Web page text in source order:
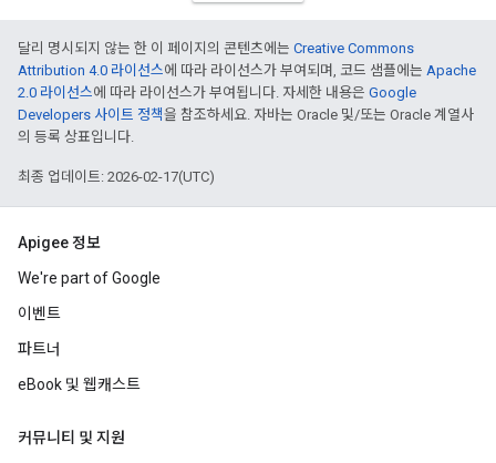
달리 명시되지 않는 한 이 페이지의 콘텐츠에는 Creative Commons
Attribution 4.0 라이선스에 따라 라이선스가 부여되며, 코드 샘플에는 Apache
2.0 라이선스에 따라 라이선스가 부여됩니다. 자세한 내용은 Google
Developers 사이트 정책을 참조하세요. 자바는 Oracle 및/또는 Oracle 계열사
의 등록 상표입니다.
최종 업데이트: 2026-02-17(UTC)
Apigee 정보
We're part of Google
이벤트
파트너
eBook 및 웹캐스트
커뮤니티 및 지원